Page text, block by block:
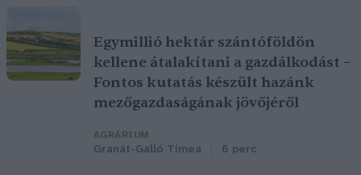
Egymillió hektár szántóföldön
kellene átalakítani a gazdálkodást –
Fontos kutatás készült hazánk
mezőgazdaságának jövőjéről
AGRÁRIUM
Granát-Galló Tímea 6 perc